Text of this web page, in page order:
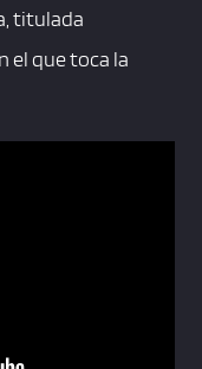
titulada
el que toca la